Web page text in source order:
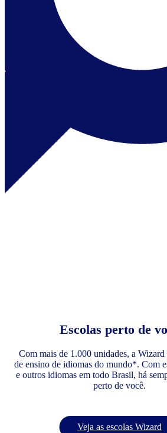
Escolas perto de
Com mais de 1.000 unidades, a Wizard
de ensino de idiomas do mundo*. Com
e outros idiomas em todo Brasil, há
perto de você.
Veja as escolas Wizard